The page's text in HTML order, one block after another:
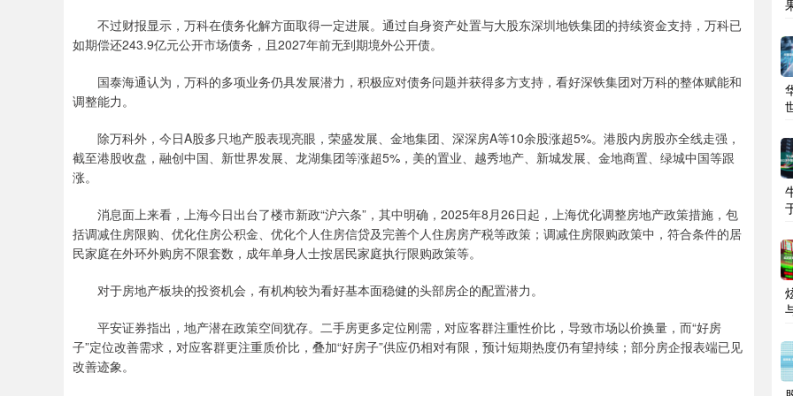
不过财报显示，万科在债务化解方面取得一定进展。通过自身资产处置与大股东深圳地铁集团的持续资金支持，万科已
如期偿还243.9亿元公开市场债务，且2027年前无到期境外公开债。
国泰海通认为，万科的多项业务仍具发展潜力，积极应对债务问题并获得多方支持，看好深铁集团对万科的整体赋能和
调整能力。
除万科外，今日A股多只地产股表现亮眼，荣盛发展、金地集团、深深房A等10余股涨超5%。港股内房股亦全线走强，
截至港股收盘，融创中国、新世界发展、龙湖集团等涨超5%，美的置业、越秀地产、新城发展、金地商置、绿城中国等跟
涨。
消息面上来看，上海今日出台了楼市新政“沪六条”，其中明确，2025年8月26日起，上海优化调整房地产政策措施，包
括调减住房限购、优化住房公积金、优化个人住房信贷及完善个人住房房产税等政策；调减住房限购政策中，符合条件的居
民家庭在外环外购房不限套数，成年单身人士按居民家庭执行限购政策等。
对于房地产板块的投资机会，有机构较为看好基本面稳健的头部房企的配置潜力。
平安证券指出，地产潜在政策空间犹存。二手房更多定位刚需，对应客群注重性价比，导致市场以价换量，而“好房
子”定位改善需求，对应客群更注重质价比，叠加“好房子”供应仍相对有限，预计短期热度仍有望持续；部分房企报表端已见
改善迹象。